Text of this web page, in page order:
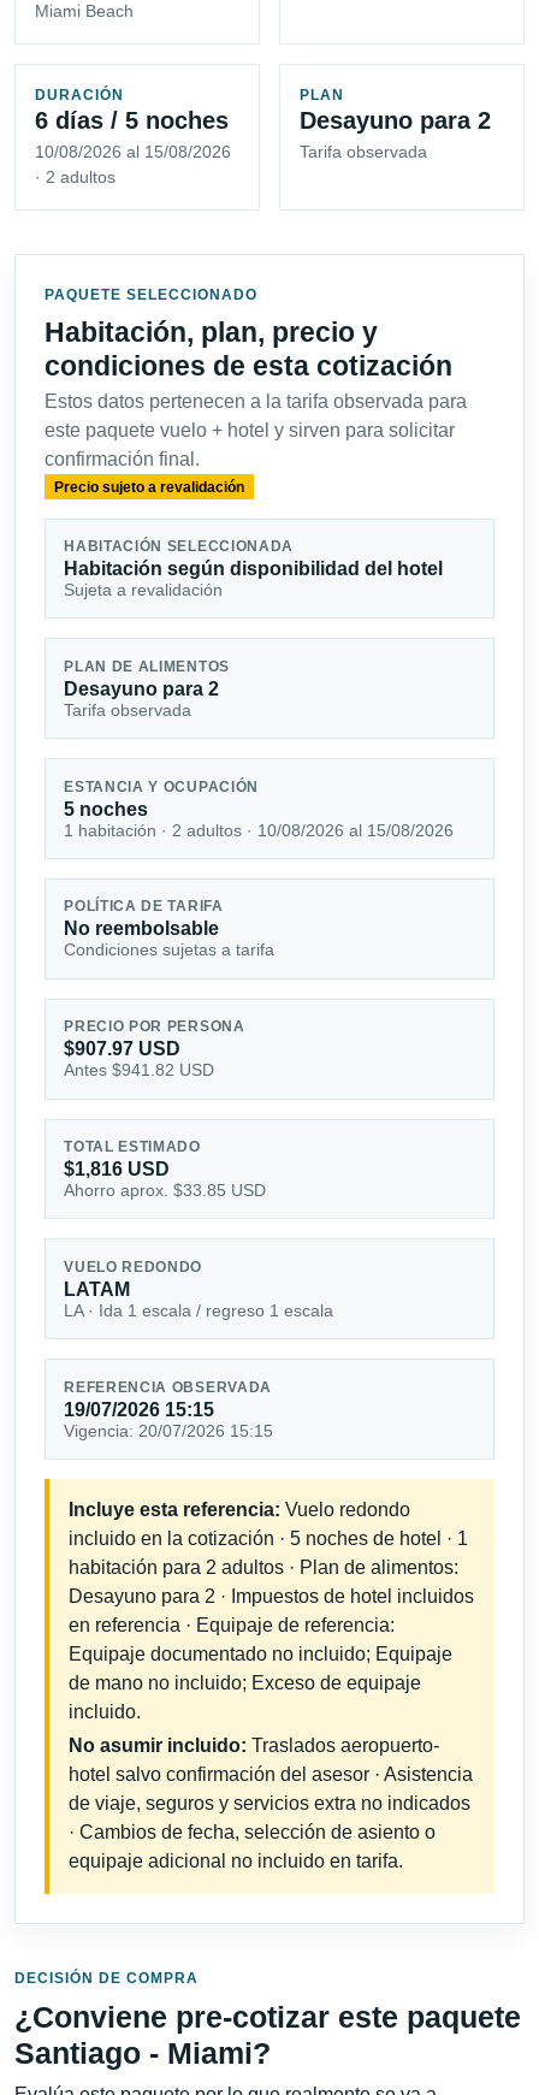
Miami Beach
DURACIÓN
6 días / 5 noches
10/08/2026 al 15/08/2026
· 2 adultos
PLAN
Desayuno para 2
Tarifa observada
PAQUETE SELECCIONADO
Habitación, plan, precio y
condiciones de esta cotización
Estos datos pertenecen a la tarifa observada para
este paquete vuelo + hotel y sirven para solicitar
confirmación final.
Precio sujeto a revalidación
HABITACIÓN SELECCIONADA
Habitación según disponibilidad del hotel
Sujeta a revalidación
PLAN DE ALIMENTOS
Desayuno para 2
Tarifa observada
ESTANCIA Y OCUPACIÓN
5 noches
1 habitación · 2 adultos · 10/08/2026 al 15/08/2026
POLÍTICA DE TARIFA
No reembolsable
Condiciones sujetas a tarifa
PRECIO POR PERSONA
$907.97 USD
Antes $941.82 USD
TOTAL ESTIMADO
$1,816 USD
Ahorro aprox. $33.85 USD
VUELO REDONDO
LATAM
LA · Ida 1 escala / regreso 1 escala
REFERENCIA OBSERVADA
19/07/2026 15:15
Vigencia: 20/07/2026 15:15
Incluye esta referencia: Vuelo redondo
incluido en la cotización · 5 noches de hotel · 1
habitación para 2 adultos · Plan de alimentos:
Desayuno para 2 · Impuestos de hotel incluidos
en referencia · Equipaje de referencia:
Equipaje documentado no incluido; Equipaje
de mano no incluido; Exceso de equipaje
incluido.
No asumir incluido: Traslados aeropuerto-
hotel salvo confirmación del asesor · Asistencia
de viaje, seguros y servicios extra no indicados
· Cambios de fecha, selección de asiento o
equipaje adicional no incluido en tarifa.
DECISIÓN DE COMPRA
¿Conviene pre-cotizar este paquete
Santiago - Miami?